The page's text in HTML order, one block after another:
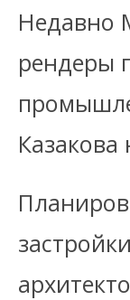
Недавно
рендеры
Казакова